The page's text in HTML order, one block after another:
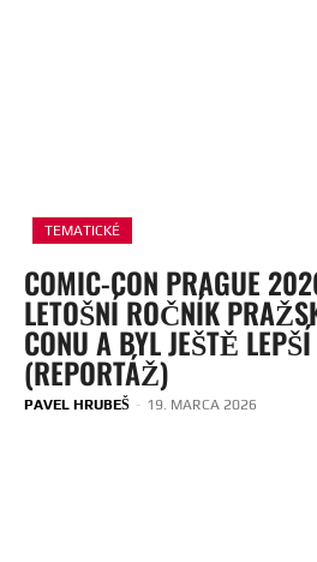
TEMATICKÉ
COMIC-CON PRAGUE
LETOŠNÍ ROČNÍK
CONU A BYL JEŠTĚ
(REPORTÁŽ)
PAVEL HRUBEŠ - 19. MARCA 2026